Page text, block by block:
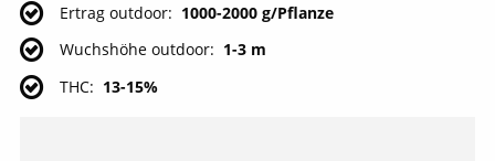
Ertrag outdoor
1000-2000 g/Pflanze
Wuchshöhe outdoor
1-3 m
THC
13-15%